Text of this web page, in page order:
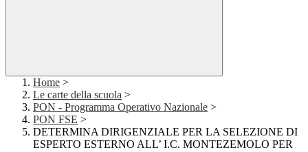
Home >
Le carte della scuola >
PON - Programma Operativo Nazionale >
PON FSE >
DETERMINA DIRIGENZIALE PER LA SELEZIONE DI
ESPERTO ESTERNO ALL’ I.C. MONTEZEMOLO PER